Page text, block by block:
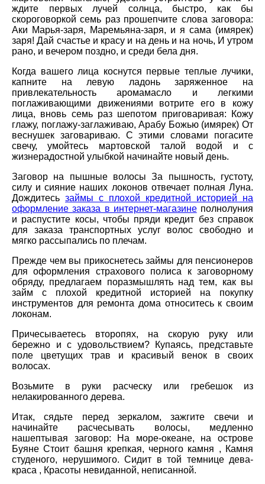
ждите первых лучей солнца, быстро, как бы
скороговоркой семь раз прошепчите слова заговора:
Аки Марья-заря, Маремьяна-заря, и я сама (имярек)
заря! Дай счастье и красу и на день и на ночь, И утром
рано, и вечером поздно, и среди бела дня.
Когда вашего лица коснутся первые теплые лучики,
капните на левую ладонь заряженное на
привлекательность аромамасло и легкими
поглаживающими движениями вотрите его в кожу
лица, вновь семь раз шепотом приговаривая: Кожу
глажу, поглажу-заглаживаю, Арабу Божью (имярек) От
веснушек заговариваю. С этими словами погасите
свечу, умойтесь мартовской талой водой и с
жизнерадостной улыбкой начинайте новый день.
Заговор на пышные волосы За пышность, густоту,
силу и сияние наших локонов отвечает полная Луна.
Дождитесь займы с плохой кредитной историей на
оформление заказа в интернет-магазинеполнолуния
и распустите косы, чтобы пряди кредит без справок
для заказа транспортных услуг волос свободно и
мягко рассыпались по плечам.
Прежде чем вы прикоснетесь займы для пенсионеров
для оформления страхового полиса к заговорному
обряду, предлагаем поразмышлять над тем, как вы
займ с плохой кредитной историей на покупку
инструментов для ремонта дома относитесь к своим
локонам.
Причесываетесь второпях, на скорую руку или
бережно и с удовольствием? Купаясь, представьте
поле цветущих трав и красивый венок в своих
волосах.
Возьмите в руки расческу или гребешок из
нелакированного дерева.
Итак, сядьте перед зеркалом, зажгите свечи и
начинайте расчесывать волосы, медленно
нашептывая заговор: На море-океане, на острове
Буяне Стоит башня крепкая, черного камня , Камня
студеного, нерушимого. Сидит в той темнице дева-
краса , Красоты невиданной, неписанной.